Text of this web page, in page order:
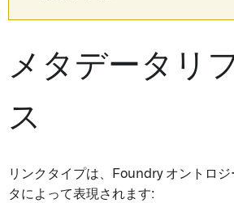
メタデータリ
ス
リンクタイプは、Foundry オントロ
タによって表現されます: